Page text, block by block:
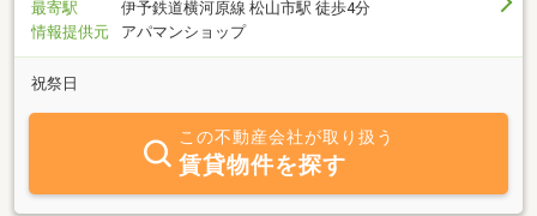
最寄駅
伊予鉄道横河原線 松山市駅 徒歩4分
情報提供元
アパマンショップ
祝祭日
この不動産会社が取り扱う
賃貸物件を探す